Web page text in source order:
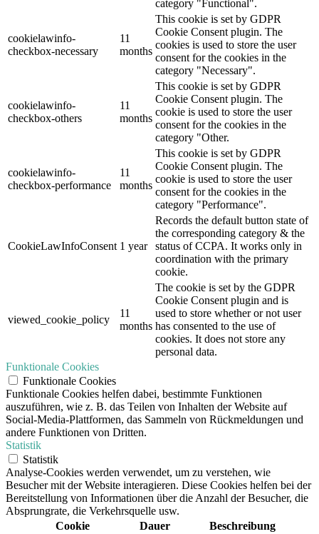
category "Functional".
cookielawinfo-
checkbox-necessary
11
months
This cookie is set by GDPR
Cookie Consent plugin. The
cookies is used to store the user
consent for the cookies in the
category "Necessary".
cookielawinfo-
checkbox-others
11
months
This cookie is set by GDPR
Cookie Consent plugin. The
cookie is used to store the user
consent for the cookies in the
category "Other.
cookielawinfo-
checkbox-performance
11
months
This cookie is set by GDPR
Cookie Consent plugin. The
cookie is used to store the user
consent for the cookies in the
category "Performance".
CookieLawInfoConsent 1 year
Records the default button state of
the corresponding category & the
status of CCPA. It works only in
coordination with the primary
cookie.
viewed_cookie_policy
11
months
The cookie is set by the GDPR
Cookie Consent plugin and is
used to store whether or not user
has consented to the use of
cookies. It does not store any
personal data.
Funktionale Cookies
Funktionale Cookies
Funktionale Cookies helfen dabei, bestimmte Funktionen
auszuführen, wie z. B. das Teilen von Inhalten der Website auf
Social-Media-Plattformen, das Sammeln von Rückmeldungen und
andere Funktionen von Dritten.
Statistik
Statistik
Analyse-Cookies werden verwendet, um zu verstehen, wie
Besucher mit der Website interagieren. Diese Cookies helfen bei der
Bereitstellung von Informationen über die Anzahl der Besucher, die
Absprungrate, die Verkehrsquelle usw.
Cookie
Dauer Beschreibung